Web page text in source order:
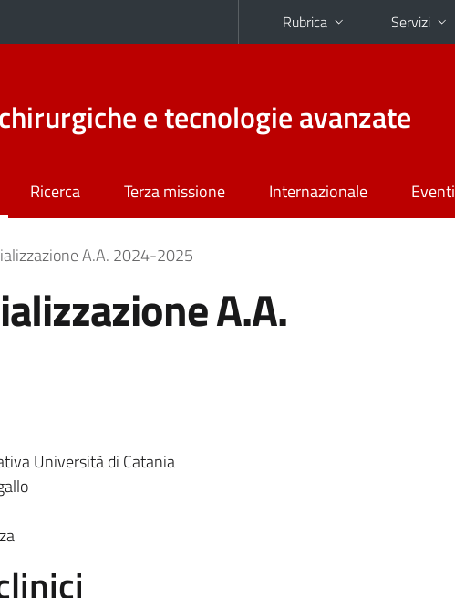
Rubrica Servizi
e tecnologie avanzate
Ricerca Terza missione Internazionale Eventi
A.A. 2024-2025
A.A.
Università di Catania